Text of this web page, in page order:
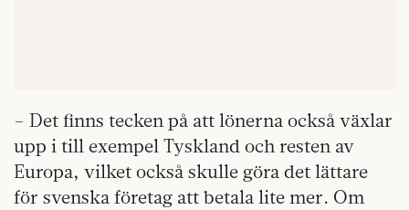
– Det finns tecken på att lönerna också växlar
upp i till exempel Tyskland och resten av
Europa, vilket också skulle göra det lättare
för svenska företag att betala lite mer. Om